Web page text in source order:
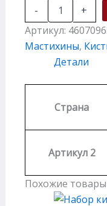
- +
Артикул:
Мастихины,
Детали
Страна
Артикул 2
Похожие товары